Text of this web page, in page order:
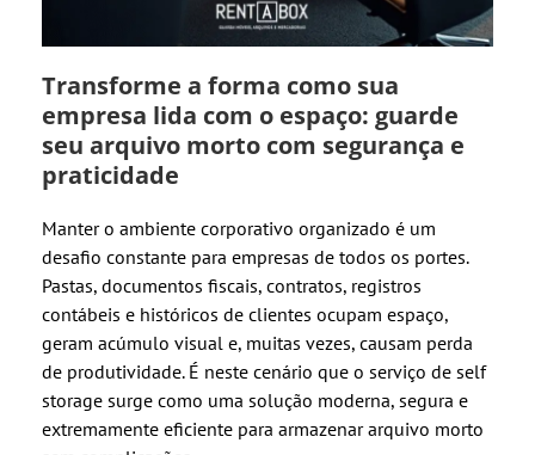
Transforme a forma como sua
empresa lida com o espaço: guarde
seu arquivo morto com segurança e
praticidade
Manter o ambiente corporativo organizado é um
desafio constante para empresas de todos os portes.
Pastas, documentos fiscais, contratos, registros
contábeis e históricos de clientes ocupam espaço,
geram acúmulo visual e, muitas vezes, causam perda
de produtividade. É neste cenário que o serviço de self
storage surge como uma solução moderna, segura e
extremamente eficiente para armazenar arquivo morto